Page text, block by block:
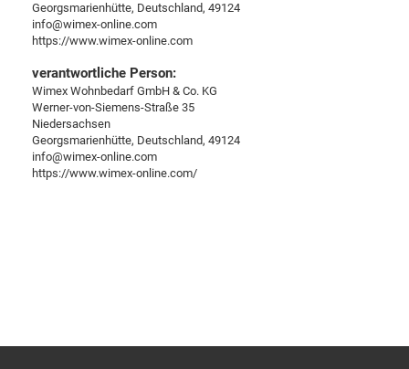
Georgsmarienhütte, Deutschland, 49124
info@wimex-online.com
https://www.wimex-online.com
verantwortliche Person:
Wimex Wohnbedarf GmbH & Co. KG
Werner-von-Siemens-Straße 35
Niedersachsen
Georgsmarienhütte, Deutschland, 49124
info@wimex-online.com
https://www.wimex-online.com/